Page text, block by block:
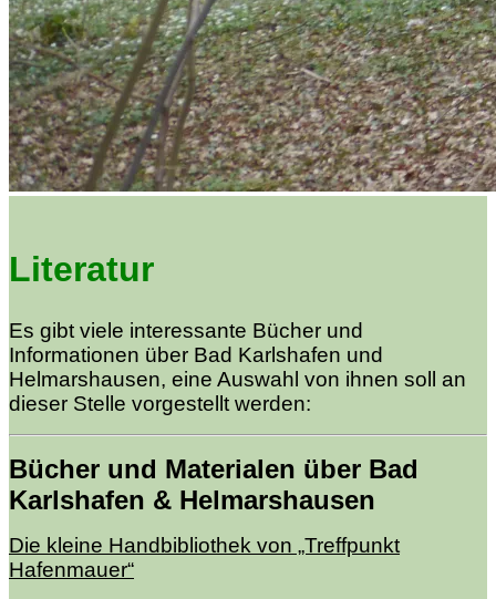
Literatur
Es gibt viele interessante Bücher und
Informationen über Bad Karlshafen und
Helmarshausen, eine Auswahl von ihnen soll an
dieser Stelle vorgestellt werden:
Bücher und Materialen über Bad
Karlshafen & Helmarshausen
Die kleine Handbibliothek von „Treffpunkt
Hafenmauer“